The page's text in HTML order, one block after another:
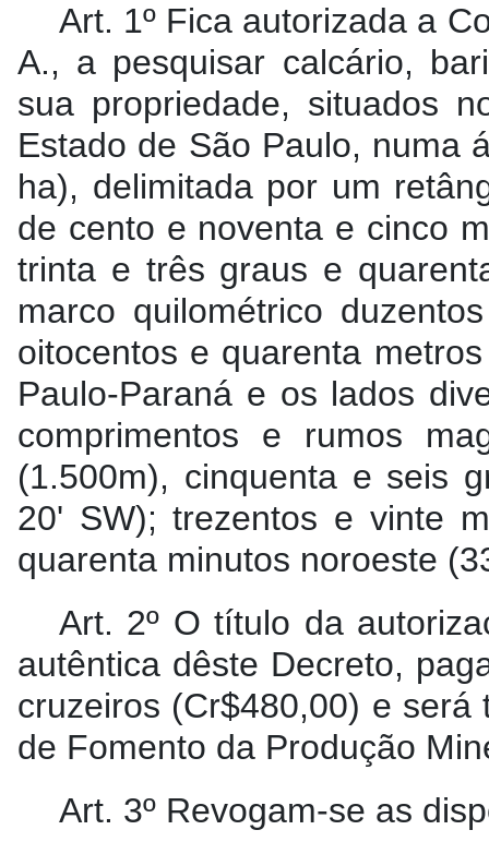
Art. 1º Fica autorizada a
A., a pesquisar calcário,
sua propriedade, situados
Estado de São Paulo, numa
ha), delimitada por um
de cento e noventa e cinco
trinta e três graus e
marco quilométrico
oitocentos e quarenta
Paulo-Paraná e os lados
comprimentos e rumos
(1.500m), cinquenta e seis
20' SW); trezentos e vinte
quarenta minutos noroeste
Art. 2º O título da
autêntica dêste Decreto,
cruzeiros (Cr$480,00) e
de Fomento da Produção
Art. 3º Revogam-se as